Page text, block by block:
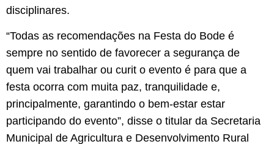
disciplinares.
“Todas as recomendações na Festa do Bode é
sempre no sentido de favorecer a segurança de
quem vai trabalhar ou curit o evento é para que a
festa ocorra com muita paz, tranquilidade e,
principalmente, garantindo o bem-estar estar
participando do evento”, disse o titular da Secretaria
Municipal de Agricultura e Desenvolvimento Rural